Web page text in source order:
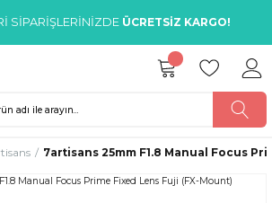
SİPARİŞLERİNİZDE ÜCRETSİZ KARGO!
7artisans 25mm F1.8 Manual Focus